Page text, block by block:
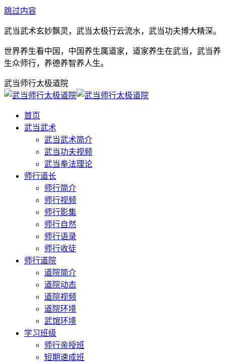
跳过内容
武当武术玄妙飘灵，武当太极行云流水，武当功夫博大精深。
世界养生看中国，中国养生属道家，道家养生在武当，武当养
生众师行，养德养智养人生。
武当师行太极道院
首页
武当武术
武当武术简介
武当功夫视频
武当拳法理论
师行道长
师行简介
师行视频
师行影集
师行自然
师行语录
师行收徒
师行道院
道院简介
道院动态
道院视频
道院环境
武馆环境
学习班级
师行亲授班
短期速成班